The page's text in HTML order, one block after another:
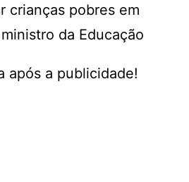
crianças pobres em
da Educação
após a publicidade!